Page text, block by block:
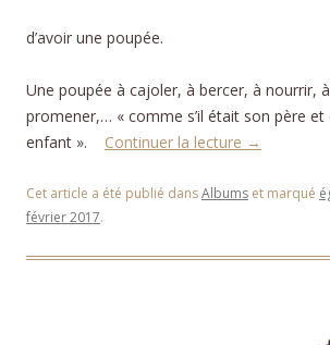
d’avoir une poupée.
Une poupée à cajoler, à bercer, à nourrir,
promener,… « comme s’il était son père et
enfant ». Continuer la lecture →
Cet article a été publié dansAlbums et marqué
février 2017.